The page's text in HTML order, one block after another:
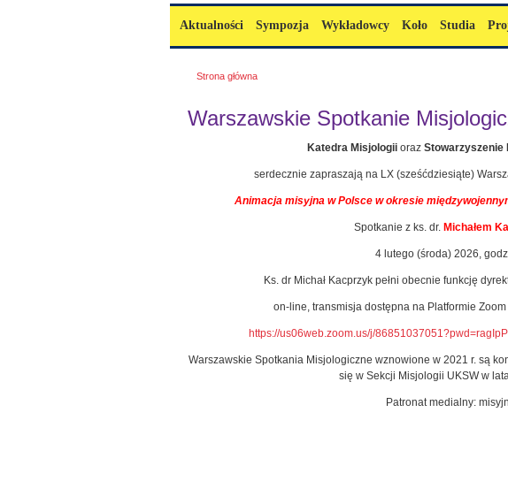
Menu główne
Aktualności Sympozja Wykładowcy Koło Studia
Jesteś tutaj
Strona główna
Warszawskie Spotkanie
Katedra Misjologii oraz Stowarzyszenie
serdecznie zapraszają na LX (sześćdziesiąte)
Animacja misyjna w Polsce w okresie
Spotkanie z ks. dr. Michałem
4 lutego (środa) 2026,
Ks. dr Michał Kacprzyk pełni obecnie funkcję
on-line, transmisja dostępna na Platformie
https://us06web.zoom.us/j/
Warszawskie Spotkania Misjologiczne wznowione w 2021 r. są
się w Sekcji Misjologii UKSW w
Patronat medialny: